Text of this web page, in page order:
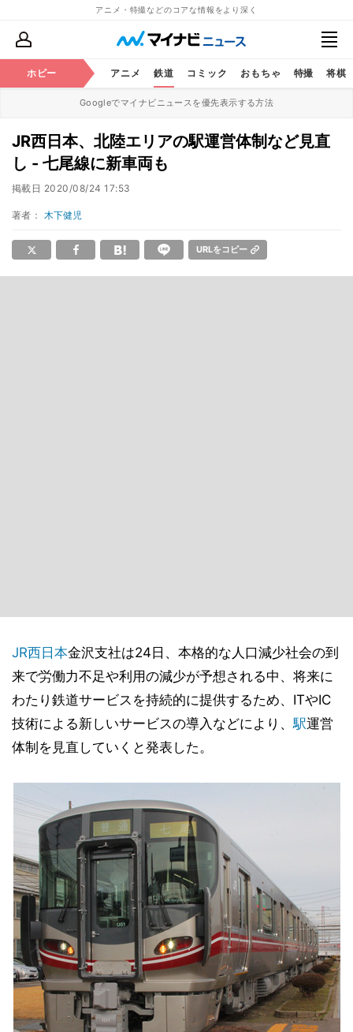
アニメ・特撮などのコアな情報をより深く
ホビー アニメ 鉄道 コミック おもちゃ 特撮 将棋
Googleでマイナビニュースを優先表示する方法
JR西日本、北陸エリアの駅運営体制など見直
し - 七尾線に新車両も
掲載日 2020/08/24 17:53
著者： 木下健児
URLをコピー
JR西日本金沢支社は24日、本格的な人口減少社会の到
来で労働力不足や利用の減少が予想される中、将来に
わたり鉄道サービスを持続的に提供するため、ITやIC
技術による新しいサービスの導入などにより、駅運営
体制を見直していくと発表した。